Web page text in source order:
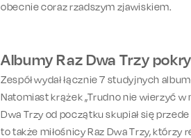
obecnie coraz rzadszym zjawiskiem.
Albumy Raz Dwa Trzy
Zespół wydał łącznie 7 studyjnych
Natomiast krążek „Trudno nie wierzyć w
Dwa Trzy od początku skupiał się
to także miłośnicy Raz Dwa Trzy,